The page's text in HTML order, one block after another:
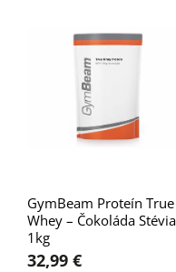
GymBeam Proteín True
Whey – Čokoláda Stévia
1kg
32,99 €